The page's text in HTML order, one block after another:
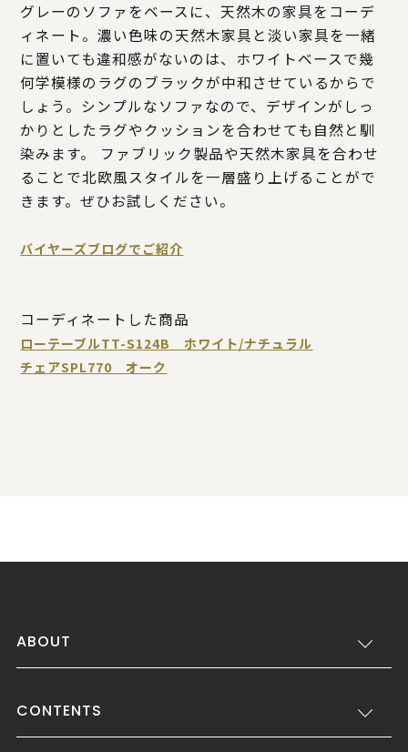
グレーのソファをベースに、天然木の家具をコーデ
ィネート。濃い色味の天然木家具と淡い家具を一緒
に置いても違和感がないのは、ホワイトベースで幾
何学模様のラグのブラックが中和させているからで
しょう。シンプルなソファなので、デザインがしっ
かりとしたラグやクッションを合わせても自然と馴
染みます。 ファブリック製品や天然木家具を合わせ
ることで北欧風スタイルを一層盛り上げることがで
きます。ぜひお試しください。
バイヤーズブログでご紹介
コーディネートした商品
ローテーブルTT-S124B ホワイト/ナチュラル
チェアSPL770 オーク
ABOUT
CONTENTS